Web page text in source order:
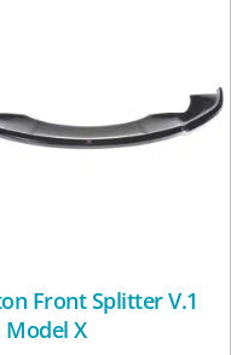
Front Splitter V.1
Model X